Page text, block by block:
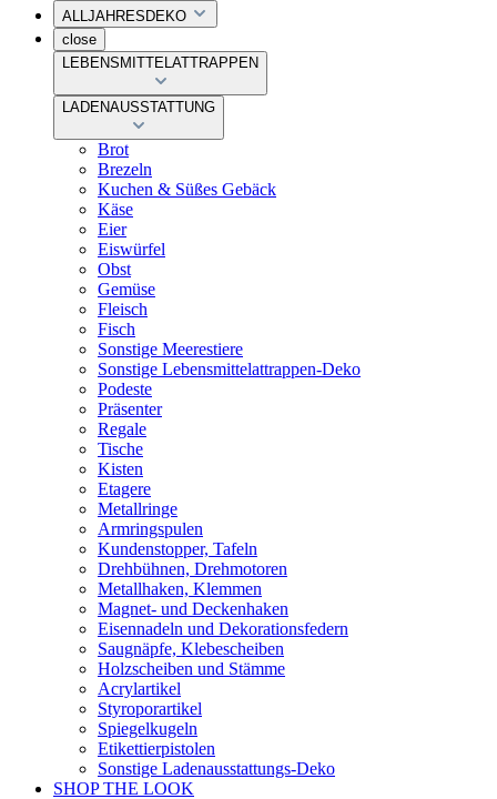
ALLJAHRESDEKO
close
LEBENSMITTELATTRAPPEN
LADENAUSSTATTUNG
Brot
Brezeln
Kuchen & Süßes Gebäck
Käse
Eier
Eiswürfel
Obst
Gemüse
Fleisch
Fisch
Sonstige Meerestiere
Sonstige Lebensmittelattrappen-Deko
Podeste
Präsenter
Regale
Tische
Kisten
Etagere
Metallringe
Armringspulen
Kundenstopper, Tafeln
Drehbühnen, Drehmotoren
Metallhaken, Klemmen
Magnet- und Deckenhaken
Eisennadeln und Dekorationsfedern
Saugnäpfe, Klebescheiben
Holzscheiben und Stämme
Acrylartikel
Styroporartikel
Spiegelkugeln
Etikettierpistolen
Sonstige Ladenausstattungs-Deko
SHOP THE LOOK